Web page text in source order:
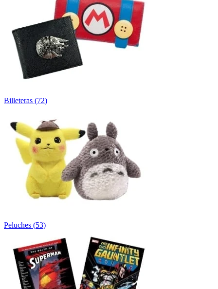
Billeteras (72)
Peluches (53)